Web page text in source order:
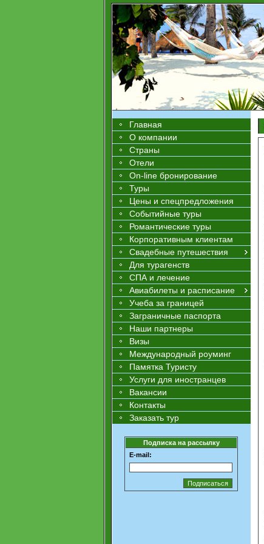
Главная
О компании
Страны
Отели
On-line бронирование
Туры
Цены и спецпредложения
Событийные туры
Романтические туры
Корпоративным клиентам
Свадебные путешествия
Для турагенств
СПА и лечение
Авиабилеты и расписание
Учеба за границей
Заграничные паспорта
Наши партнеры
Визы
Международный роуминг
Памятка Туристу
Услуги для иностранцев
Вакансии
Контакты
Заказать тур
Подписка на рассылку
E-mail: